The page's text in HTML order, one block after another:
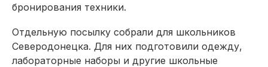
бронирования техники.
Отдельную посылку собрали для школьников
Северодонецка. Для них подготовили одежду,
лабораторные наборы и другие школьные